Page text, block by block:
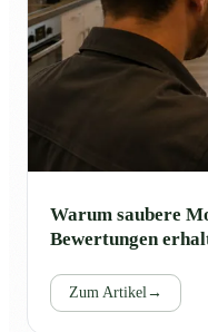
Warum saubere
Bewertungen
Zum Artikel →